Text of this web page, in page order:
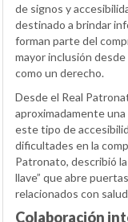
de signos y
destinado a brindar
forman parte del
mayor inclusión
como un derecho.
Desde el Real
aproximadamente
este tipo de
dificultades en la
Patronato, describió la
llave” que abre
relacionados con
Colaboración